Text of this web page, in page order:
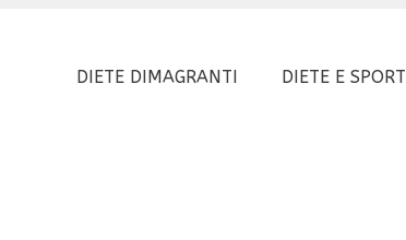
DIETE DIMAGRANTI DIETE E SPORT